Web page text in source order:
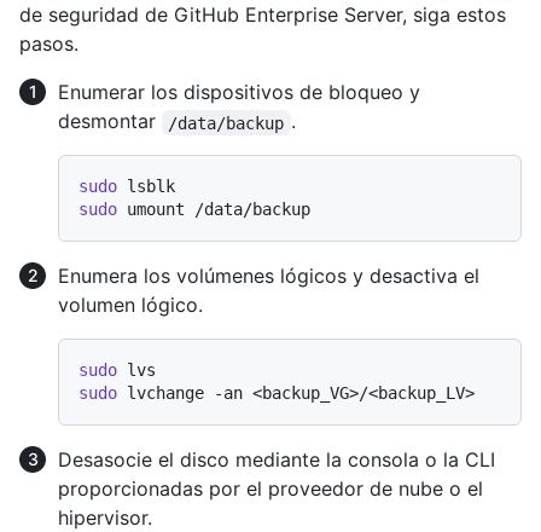
de seguridad de GitHub Enterprise Server, siga estos
pasos.
Enumerar los dispositivos de bloqueo y
desmontar
/data/backup .
sudo
sudo
Enumera los volúmenes lógicos y desactiva el
volumen lógico.
sudo
sudo
Desasocie el disco mediante la consola o la CLI
proporcionadas por el proveedor de nube o el
hipervisor.